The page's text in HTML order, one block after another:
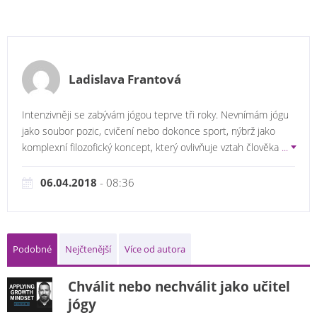
Ladislava Frantová
Intenzivněji se zabývám jógou teprve tři roky. Nevnímám jógu
jako soubor pozic, cvičení nebo dokonce sport, nýbrž jako
komplexní filozofický koncept, který ovlivňuje vztah člověka ...
06.04.2018 - 08:36
Podobné Nejčtenější Více od autora
Chválit nebo nechválit jako učitel
jógy